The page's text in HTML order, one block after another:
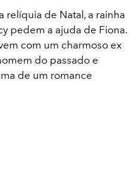
relíquia de Natal, a rainha
pedem a ajuda de Fiona.
com um charmoso ex
do passado e
de um romance